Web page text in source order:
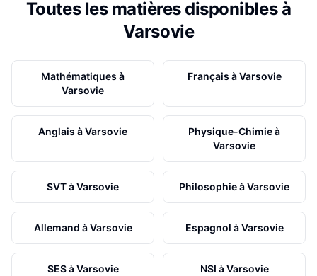
Toutes les matières disponibles à
Varsovie
Mathématiques à
Varsovie
Français àVarsovie
Anglais àVarsovie Physique-Chimieà
Varsovie
SVTàVarsovie PhilosophieàVarsovie
Allemand àVarsovie Espagnol àVarsovie
SESàVarsovie NSI àVarsovie